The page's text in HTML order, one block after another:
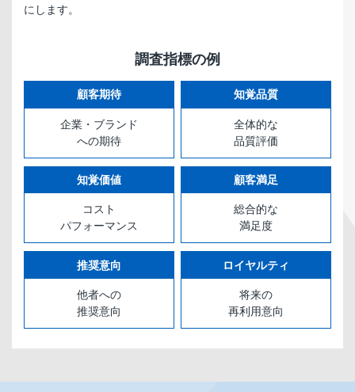
にします。
調査指標の例
顧客期待
企業・ブランド
への期待
知覚品質
全体的な
品質評価
知覚価値
コスト
パフォーマンス
顧客満足
総合的な
満足度
推奨意向
他者への
推奨意向
ロイヤルティ
将来の
再利用意向